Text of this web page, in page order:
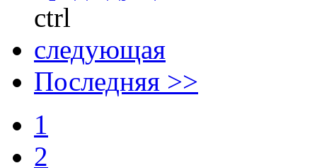
ctrl
следующая
Последняя >>
1
2